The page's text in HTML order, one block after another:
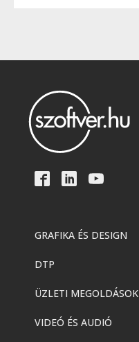
GRAFIKA ÉS DESIGN
DTP
ÜZLETI MEGOLDÁSOK
VIDEÓ ÉS AUDIÓ